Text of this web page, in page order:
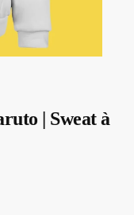
| Sweat à